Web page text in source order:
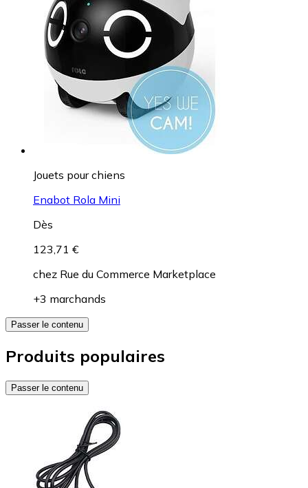
Jouets pour chiens
Enabot Rola Mini
Dès
123,71 €
chez Rue du Commerce Marketplace
+3 marchands
Passer le contenu
Produits populaires
Passer le contenu